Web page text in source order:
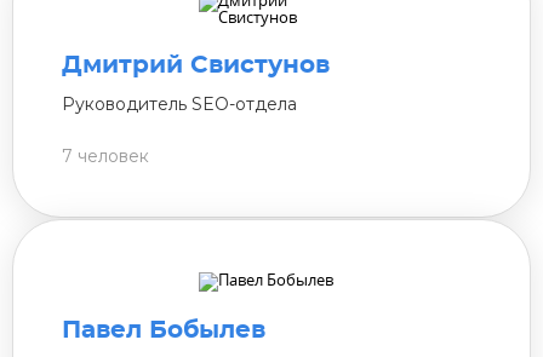
Дмитрий Свистунов
Руководитель SEO-отдела
7 человек
Павел Бобылев